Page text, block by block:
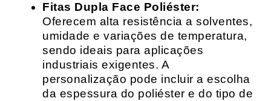
Fitas Dupla Face Poliéster:
Oferecem alta resistência a solventes,
umidade e variações de temperatura,
sendo ideais para aplicações
industriais exigentes. A
personalização pode incluir a escolha
da espessura do poliéster e do tipo de